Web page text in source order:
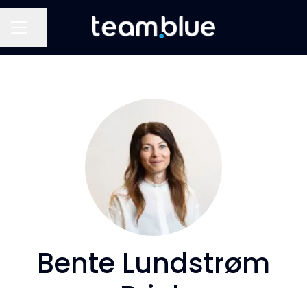
Bente Lundstrøm